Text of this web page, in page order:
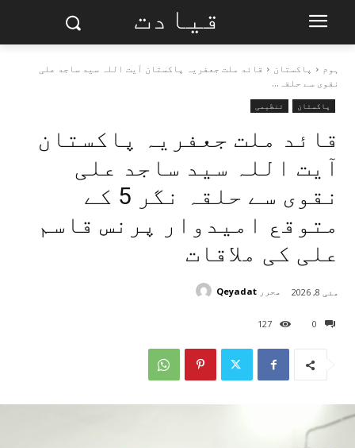
قیادت
ہوم پاکستان
قائد ملت جعفریہ پاکستان آیت اللہ سید ساجد علی
نقوی سے حلقہ...
پاکستان تنظیمی
قائد ملت جعفریہ پاکستان
آیت اللہ سید ساجد علی
نقوی سے حلقہ نگر 5 کے
متوقع امیدوار پرنس قاسم
علی کی ملاقات
0
127
مئی 8, 2026 محرر Qeyadat